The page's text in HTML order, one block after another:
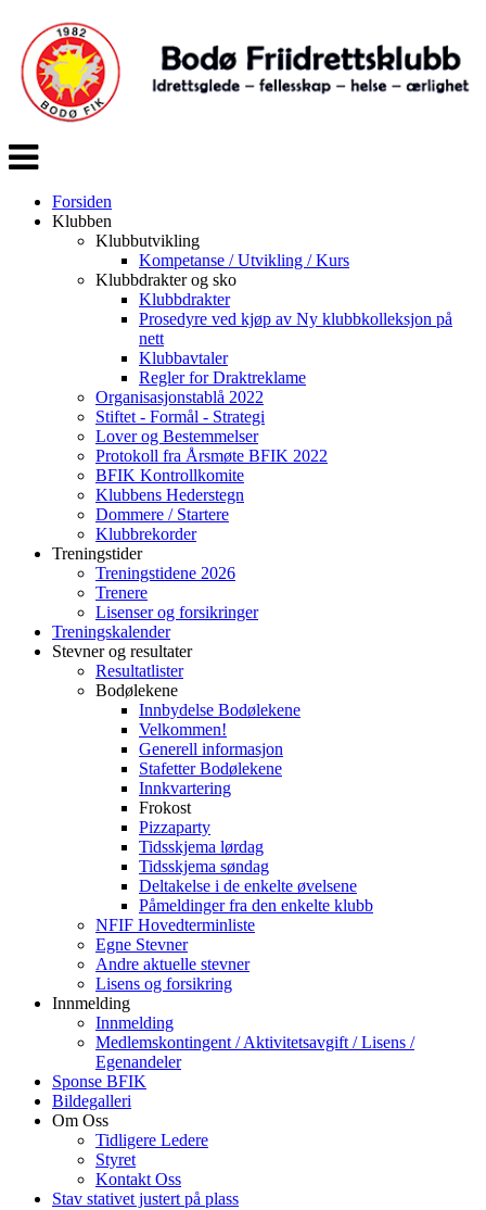
Veksle
navigasjon
Forsiden
Klubben
Klubbutvikling
Kompetanse / Utvikling / Kurs
Klubbdrakter og sko
Klubbdrakter
Prosedyre ved kjøp av Ny klubbkolleksjon på
nett
Klubbavtaler
Regler for Draktreklame
Organisasjonstablå 2022
Stiftet - Formål - Strategi
Lover og Bestemmelser
Protokoll fra Årsmøte BFIK 2022
BFIK Kontrollkomite
Klubbens Hederstegn
Dommere / Startere
Klubbrekorder
Treningstider
Treningstidene 2026
Trenere
Lisenser og forsikringer
Treningskalender
Stevner og resultater
Resultatlister
Bodølekene
Innbydelse Bodølekene
Velkommen!
Generell informasjon
Stafetter Bodølekene
Innkvartering
Frokost
Pizzaparty
Tidsskjema lørdag
Tidsskjema søndag
Deltakelse i de enkelte øvelsene
Påmeldinger fra den enkelte klubb
NFIF Hovedterminliste
Egne Stevner
Andre aktuelle stevner
Lisens og forsikring
Innmelding
Innmelding
Medlemskontingent / Aktivitetsavgift / Lisens /
Egenandeler
Sponse BFIK
Bildegalleri
Om Oss
Tidligere Ledere
Styret
Kontakt Oss
Stav stativet justert på plass